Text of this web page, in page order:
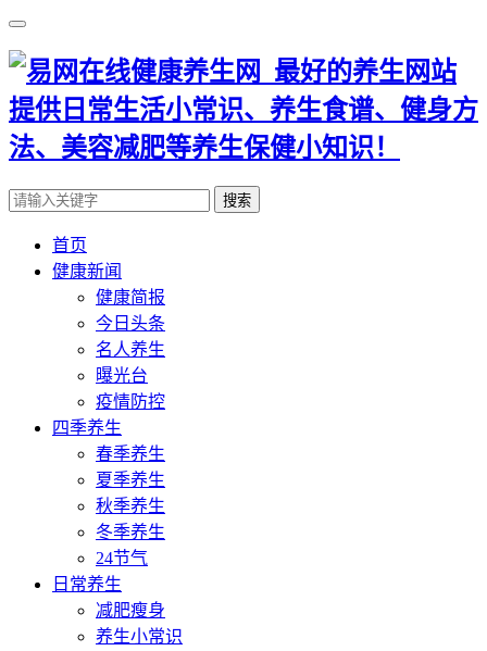
搜索
首页
健康新闻
健康简报
今日头条
名人养生
曝光台
疫情防控
四季养生
春季养生
夏季养生
秋季养生
冬季养生
24节气
日常养生
减肥瘦身
养生小常识